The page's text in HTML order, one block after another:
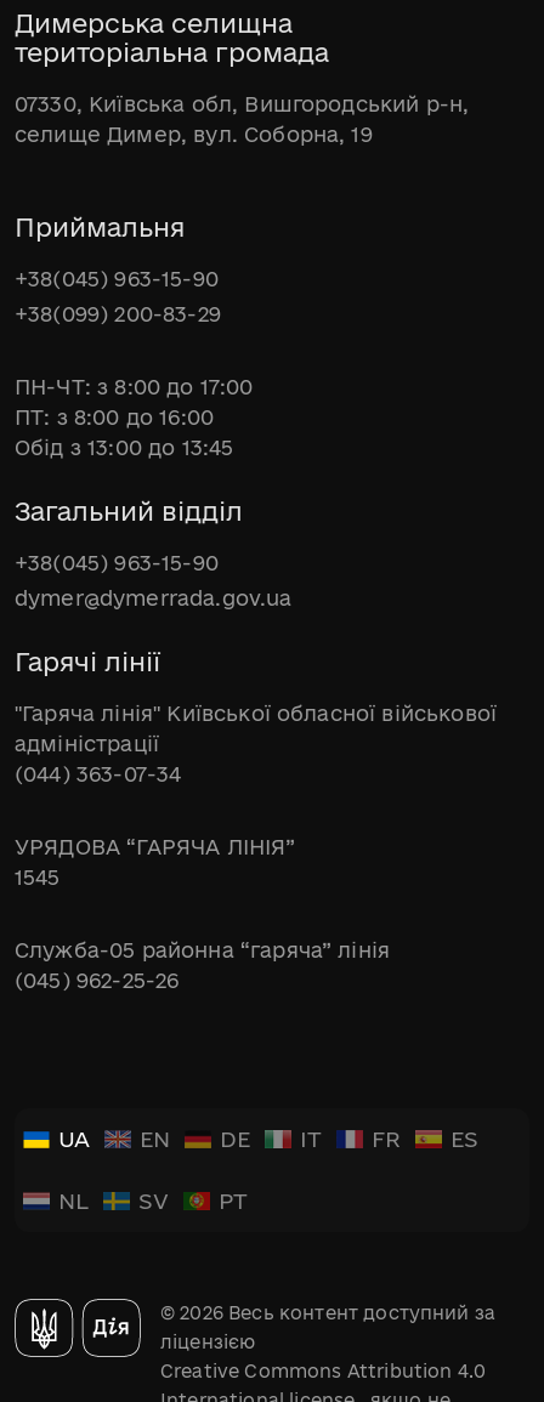
Димерська селищна
територіальна громада
07330, Київська обл, Вишгородський р-н,
селище Димер, вул. Соборна, 19
Приймальня
+38(045) 963-15-90
+38(099) 200-83-29
ПН-ЧТ: з 8:00 до 17:00
ПТ: з 8:00 до 16:00
Обід з 13:00 до 13:45
Загальний відділ
+38(045) 963-15-90
dymer@dymerrada.gov.ua
Гарячі лінії
"Гаряча лінія" Київської обласної військової
адміністрації
(044) 363-07-34
УРЯДОВА “ГАРЯЧА ЛІНІЯ”
1545
Служба-05 районна “гаряча” лінія
(045) 962-25-26
UA EN DE IT FR ES
NL SV PT
© 2026 Весь контент доступний за
ліцензією
Creative Commons Attribution 4.0